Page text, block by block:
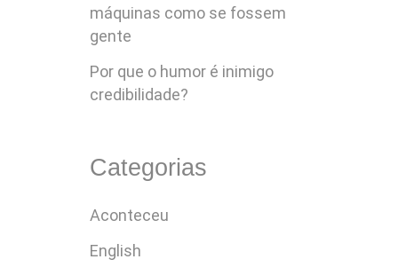
máquinas como se fossem
gente
Por que o humor é inimigo
credibilidade?
Categorias
Aconteceu
English